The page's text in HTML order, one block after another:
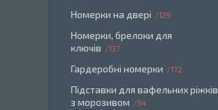
Номерки на двері 129
Номерки, брелоки для
ключів
137
Гардеробні номерки 172
Підставки для вафельних ріжків
з морозивом
54